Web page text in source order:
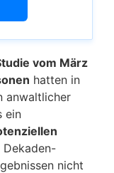
vom März
hatten in
anwaltlicher
ein
Dekaden-
nicht